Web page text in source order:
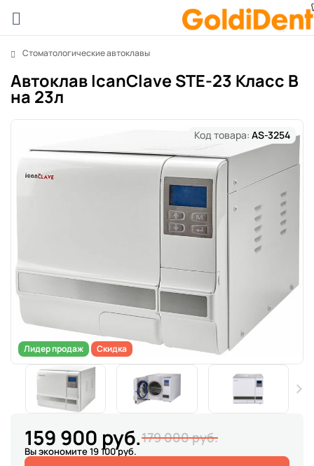
Стоматологические автоклавы
Автоклав IcanClave STE-23 Класс B
на 23л
Лидер продаж Скидка
Код товара: AS-3254
159 900 руб.179 000 руб.
Вы экономите 19 100 руб.